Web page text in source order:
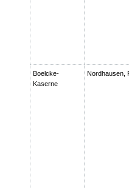
Boelcke-
Kaserne
Nordhausen,